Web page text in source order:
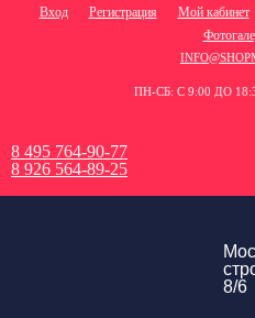
Вход Регистрация Мой кабинет
ПН-СБ: С 9:00 ДО
8 495 764-90-77
8 926 564-89-25
8/6